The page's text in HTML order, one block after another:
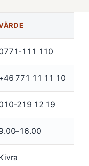
0771-111 110
+46 771 11 11 10
010-219 12 19
9.00–16.00
Kivra